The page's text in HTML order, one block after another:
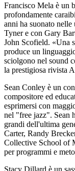
Francisco Mela è un
profondamente
anni ha suonato
Tyner e con Gary
John Scofield. «Una
produce un
sciolgono nel sound
la prestigiosa rivista
Sean Conley è un
compositore ed
esprimersi con
nel "free jazz". Sean
grandi dell'ultima
Carter, Randy
Collective School of
per programmi e
Stacy Dillard è un